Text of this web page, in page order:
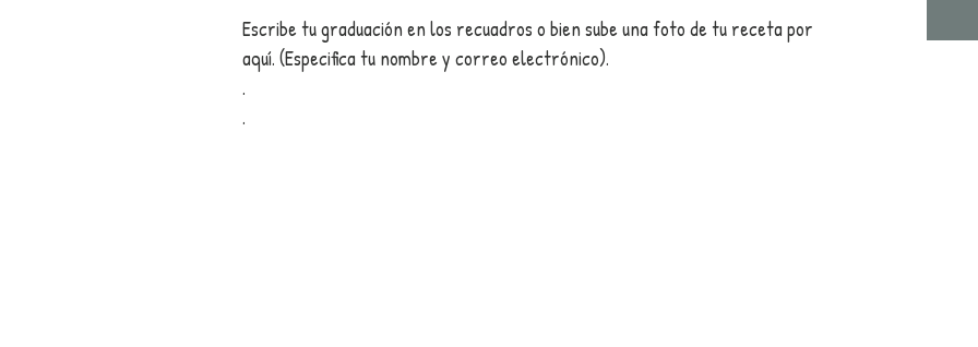
Escribe tu graduación en los recuadros o bien sube una foto de tu receta por
aquí­. (Especifica tu nombre y correo electrónico).
.
.